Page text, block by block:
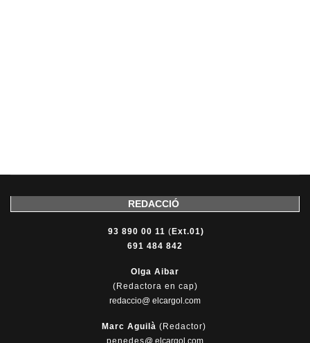
REDACCIÓ
93 890 00 11 ( Ext.01)
691 484 842
Olga Aibar
(Redactora en cap)
redaccio@ elcargol.com
Marc Aguilà (Redactor)
penedes@ elcargol.com